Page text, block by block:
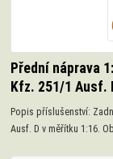
Přední náprava
Kfz. 251/1 Ausf.
Popis příslušenství:
Ausf. D v měřítku 1:16.